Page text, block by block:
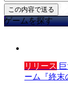
ゲームを探す
リリース
ーム『終末